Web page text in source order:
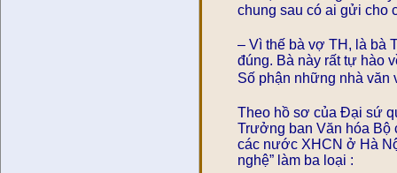
chung sau có ai gửi cho
– Vì thế bà vợ TH, là bà
đúng. Bà này rất tự hào
Số phận những nhà văn
Theo hồ sơ của Đại sứ
Trưởng ban Văn hóa Bộ
các nước XHCN ở Hà
nghệ” làm ba loại :